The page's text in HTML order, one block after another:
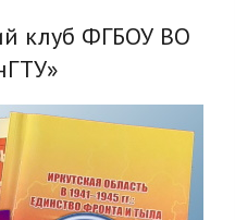
клуб ФГБОУ ВО